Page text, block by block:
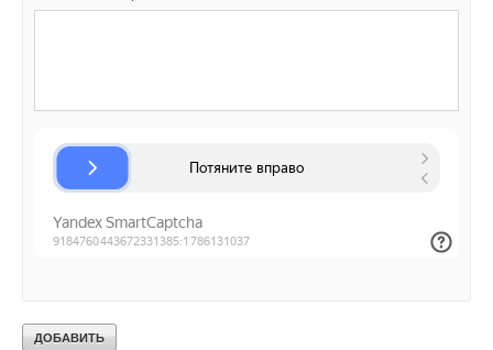
НОВОСТИ СОК 17 ЯНВАРЯ 2017
→
Группа Geberit объявила результаты конкурса для
молодых дизайнеров
→ Монтаж трубопроводов без сварки с Geberit Mapress
НОВОСТИ СОК 14 НОЯБРЯ 2016